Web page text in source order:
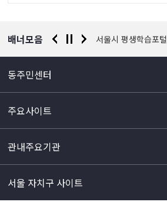
배너모음
찰청 유실물 통합포털 서울시 평생학습포털
동주민센터
주요사이트
관내주요기관
서울 자치구 사이트